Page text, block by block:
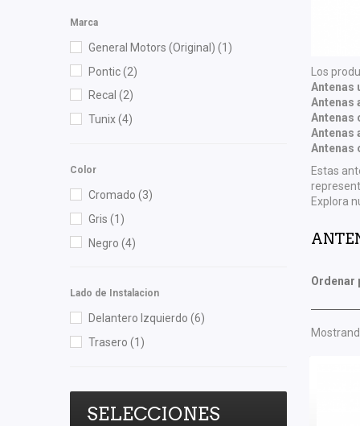
Marca
General Motors (Original) (1)
Pontic(2)
Recal (2)
Tunix(4)
Color
Cromado (3)
Gris (1)
Negro (4)
Lado de Instalacion
Delantero Izquierdo (6)
Trasero (1)
SELECCIONES
Los
Antenas
Antenas
Antenas
Antenas
Antenas
Estas
Explora
Ordenar